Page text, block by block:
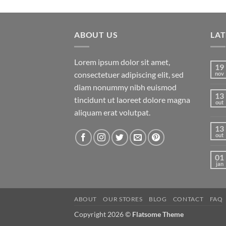
original atual
ABOUT US
Lorem ipsum dolor sit amet,
consectetuer adipiscing elit, sed
diam nonummy nibh euismod
tincidunt ut laoreet dolore magna
aliquam erat volutpat.
19
nov
13
out
13
out
01
jan
ABOUT OUR STORES BLOG CONTACT FAQ
Copyright 2026 © Flatsome Theme